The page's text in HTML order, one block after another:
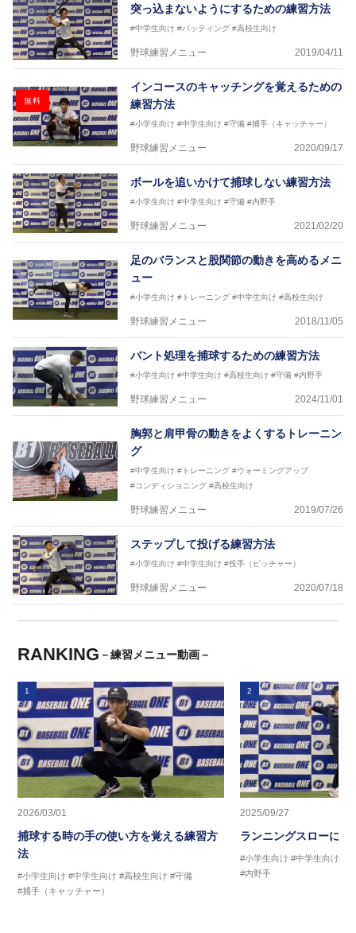
突っ込まないようにするための練習方法
#中学生向け #バッティング #高校生向け
野球練習メニュー 2019/04/11
無料
インコースのキャッチングを覚えるための
練習方法
#小学生向け #中学生向け #守備 #捕手（キャッチャー）
野球練習メニュー 2020/09/17
ボールを追いかけて捕球しない練習方法
#小学生向け #中学生向け #守備 #内野手
野球練習メニュー 2021/02/20
足のバランスと股関節の動きを高めるメニ
ュー
#小学生向け #トレーニング #中学生向け #高校生向け
野球練習メニュー 2018/11/05
バント処理を捕球するための練習方法
#小学生向け #中学生向け #高校生向け #守備 #内野手
野球練習メニュー 2024/11/01
胸郭と肩甲骨の動きをよくするトレーニン
グ
#中学生向け #トレーニング #ウォーミングアップ
#コンディショニング #高校生向け
野球練習メニュー 2019/07/26
ステップして投げる練習方法
#小学生向け #中学生向け #投手（ピッチャー）
野球練習メニュー 2020/07/18
RANKING －練習メニュー動画－
1
2026/03/01
捕球する時の手の使い方を覚える練習方
法
#小学生向け #中学生向け #高校生向け #守備
#捕手（キャッチャー）
2
2025/09/27
ランニングスローに繋
#小学生向け #中学生向け
#内野手